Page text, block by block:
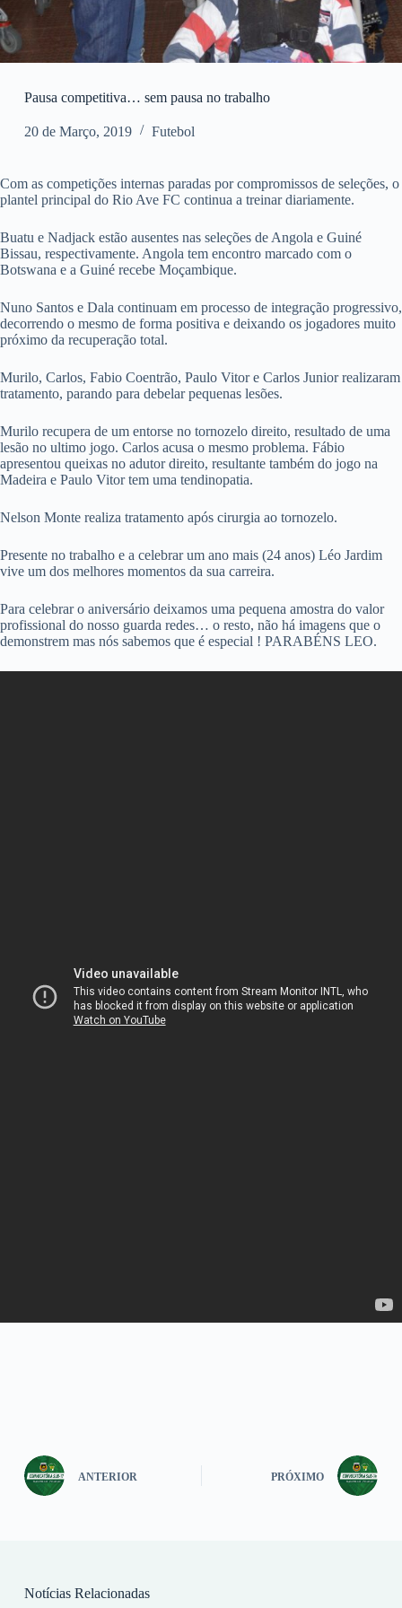
Pausa competitiva… sem pausa no trabalho
20 de Março, 2019 Futebol
Com as competições internas paradas por compromissos de seleções, o
plantel principal do Rio Ave FC continua a treinar diariamente.
Buatu e Nadjack estão ausentes nas seleções de Angola e Guiné
Bissau, respectivamente. Angola tem encontro marcado com o
Botswana e a Guiné recebe Moçambique.
Nuno Santos e Dala continuam em processo de integração progressivo,
decorrendo o mesmo de forma positiva e deixando os jogadores muito
próximo da recuperação total.
Murilo, Carlos, Fabio Coentrão, Paulo Vitor e Carlos Junior realizaram
tratamento, parando para debelar pequenas lesões.
Murilo recupera de um entorse no tornozelo direito, resultado de uma
lesão no ultimo jogo. Carlos acusa o mesmo problema. Fábio
apresentou queixas no adutor direito, resultante também do jogo na
Madeira e Paulo Vitor tem uma tendinopatia.
Nelson Monte realiza tratamento após cirurgia ao tornozelo.
Presente no trabalho e a celebrar um ano mais (24 anos) Léo Jardim
vive um dos melhores momentos da sua carreira.
Para celebrar o aniversário deixamos uma pequena amostra do valor
profissional do nosso guarda redes… o resto, não há imagens que o
demonstrem mas nós sabemos que é especial ! PARABÉNS LEO.
ANTERIOR PRÓXIMO
Notícias Relacionadas